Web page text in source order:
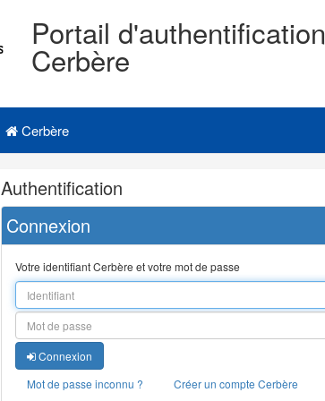
Portail d'authentification
Cerbère
Cerbère
Navigation
et
outils
annexes
Authentification
Connexion
Votre identifiant Cerbère et votre mot de passe
Connexion
Mot de passe inconnu ?
Créer un compte Cerbère